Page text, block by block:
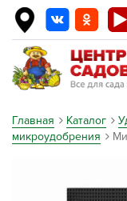
Главная Каталог
микроудобрения